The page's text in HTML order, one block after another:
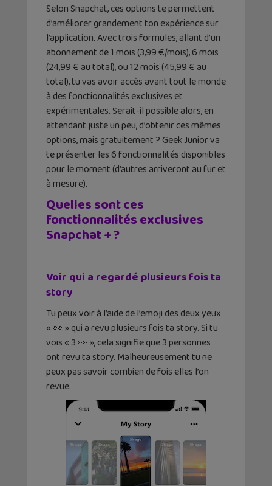
Selon Snapchat, ces options te permettent
d’améliorer grandement ton expérience sur
l’application. Avec trois formules, allant d’un
abonnement de 1 mois (3,99 €/mois), 6 mois
(24,99 € au total), ou 12 mois (45,99 € au
total), tu vas avoir accès avant tout le monde
à des fonctionnalités exclusives et
expérimentales. Serait-il possible alors, en
attendant juste un peu, d’obtenir ces mêmes
options, mais gratuitement ? Geek Junior va
te présenter les 6 fonctionnalités disponibles
pour le moment (d’autres arriveront au fur et
à mesure).
Quelles sont ces
fonctionnalités exclusives
Snapchat + ?
Voir qui a regardé plusieurs fois ta
story
Tu peux voir à l’aide de l’emoji des deux yeux
« 👀 » qui a revu plusieurs fois ta story. Si tu
vois « 3 👀 », cela signifie que 3 personnes
ont revu ta story. Malheureusement tu ne
peux pas savoir combien de fois elles l’on
revue.